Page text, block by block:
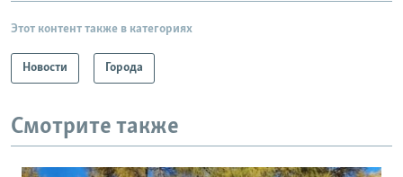
Этот контент также в категориях
Новости Города
Смотрите также